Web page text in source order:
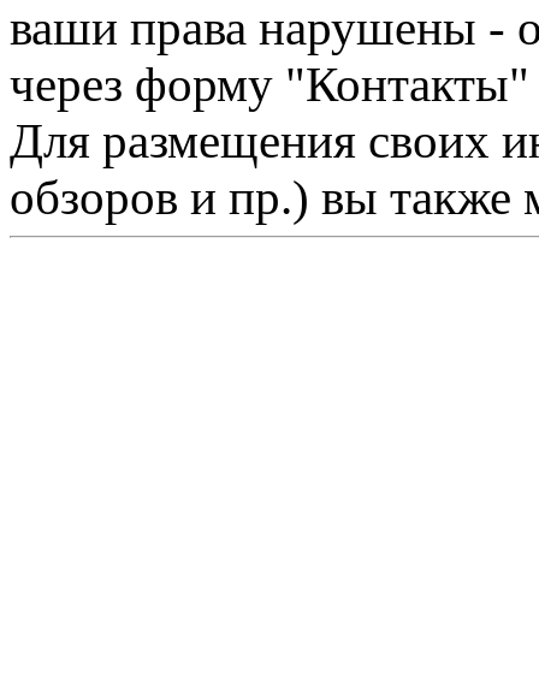
ваши права нарушены -
через форму "Контакты"
Для размещения своих
обзоров и пр.) вы также